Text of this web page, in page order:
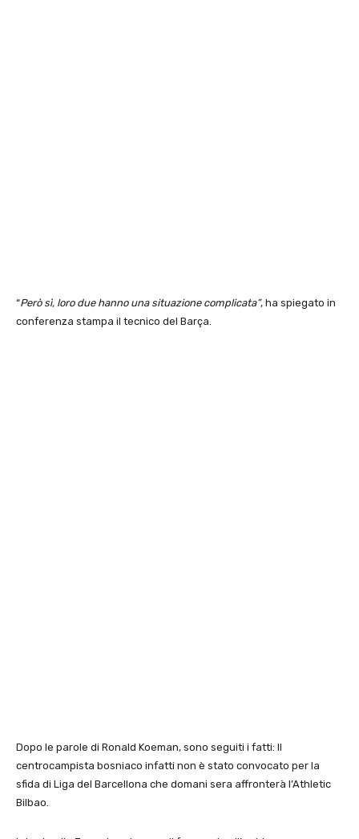
“Però sì, loro due hanno una situazione complicata”, ha spiegato in
conferenza stampa il tecnico del Barça.
Dopo le parole di Ronald Koeman, sono seguiti i fatti: Il
centrocampista bosniaco infatti non è stato convocato per la
sfida di Liga del Barcellona che domani sera affronterà l’Athletic
Bilbao.